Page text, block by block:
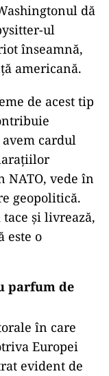
dă
ul
înseamnă,
americană.
de acest tip
cardul
NATO, vede în
geopolitică.
și livrează,
este o
parfum de
în care
Europei
evident de